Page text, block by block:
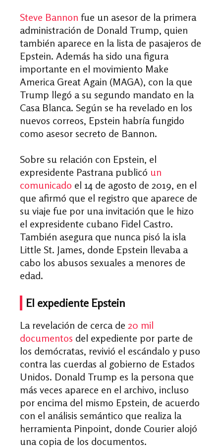
Steve Bannon fue un asesor de la primera
administración de Donald Trump, quien
también aparece en la lista de pasajeros de
Epstein. Además ha sido una figura
importante en el movimiento Make
America Great Again (MAGA), con la que
Trump llegó a su segundo mandato en la
Casa Blanca. Según se ha revelado en los
nuevos correos, Epstein habría fungido
como asesor secreto de Bannon.
Sobre su relación con Epstein, el
expresidente Pastrana publicó un
comunicado el 14 de agosto de 2019, en el
que afirmó que el registro que aparece de
su viaje fue por una invitación que le hizo
el expresidente cubano Fidel Castro.
También asegura que nunca pisó la isla
Little St. James, donde Epstein llevaba a
cabo los abusos sexuales a menores de
edad.
El expediente Epstein
La revelación de cerca de 20 mil
documentos del expediente por parte de
los demócratas, revivió el escándalo y puso
contra las cuerdas al gobierno de Estados
Unidos. Donald Trump es la persona que
más veces aparece en el archivo, incluso
por encima del mismo Epstein, de acuerdo
con el análisis semántico que realiza la
herramienta Pinpoint, donde Courier alojó
una copia de los documentos.